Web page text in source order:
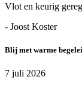
Vlot en keurig
- Joost Koster
Blij met warme
7 juli 2026